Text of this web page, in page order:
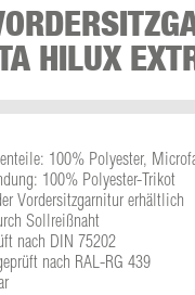
HILUX
100% Polyester,
100% Polyester-Trikot
Vordersitzgarnitur erhältlich
Sollreißnaht
nach DIN 75202
nach RAL-RG 439